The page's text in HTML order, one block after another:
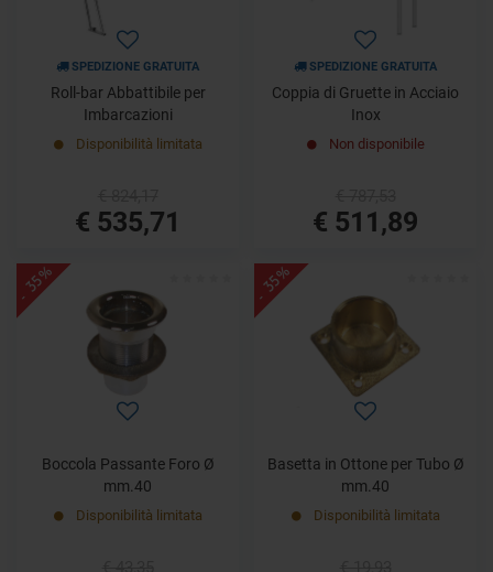
SPEDIZIONE GRATUITA
Roll-bar Abbattibile per
Imbarcazioni
Disponibilità limitata
€ 535,71
SPEDIZIONE GRATUITA
Coppia di Gruette in Acciaio
Inox
Non disponibile
€ 511,89
- 35%
Boccola Passante Foro Ø
mm.40
Disponibilità limitata
- 35%
Basetta in Ottone per Tubo Ø
mm.40
Disponibilità limitata